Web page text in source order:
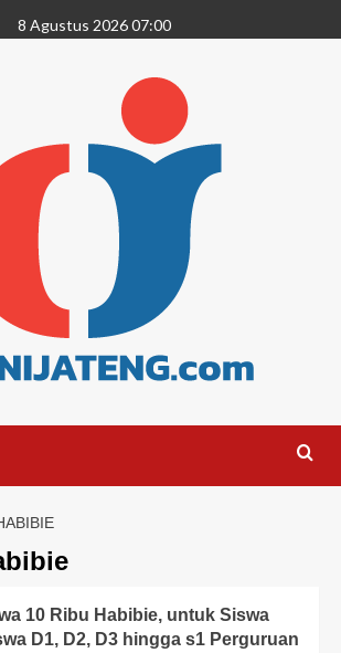
8 Agustus 2026 07:00
10 Ribu Habibie, untuk Siswa
D1, D2, D3 hingga s1 Perguruan